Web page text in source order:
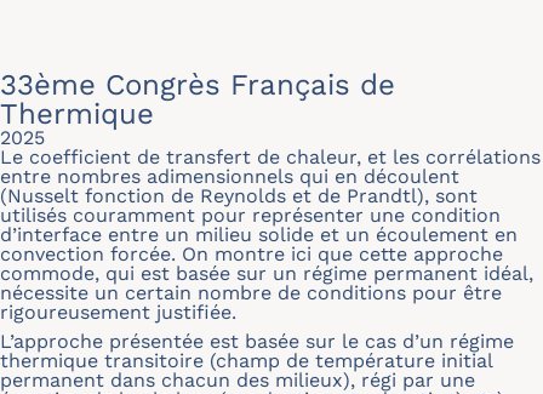
33ème Congrès Français de
Thermique
2025
Le coefficient de transfert de chaleur, et les corrélations
entre nombres adimensionnels qui en découlent
(Nusselt fonction de Reynolds et de Prandtl), sont
utilisés couramment pour représenter une condition
d’interface entre un milieu solide et un écoulement en
convection forcée. On montre ici que cette approche
commode, qui est basée sur un régime permanent idéal,
nécessite un certain nombre de conditions pour être
rigoureusement justifiée.
L’approche présentée est basée sur le cas d’un régime
thermique transitoire (champ de température initial
permanent dans chacun des milieux), régi par une